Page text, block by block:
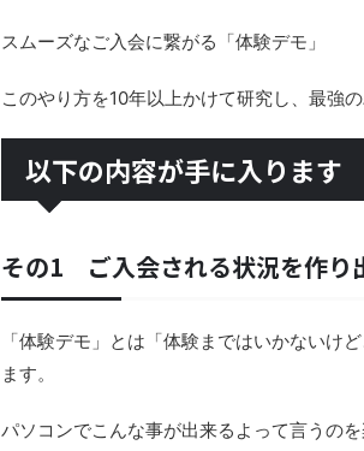
スムーズなご入会に繋がる「体験デモ」
このやり方を10年以上かけて研究し、最強
以下の内容が手に入ります
その1 ご入会される状況を作り
「体験デモ」とは「体験まではいかないけ
ます。
パソコンでこんな事が出来るよって言うの